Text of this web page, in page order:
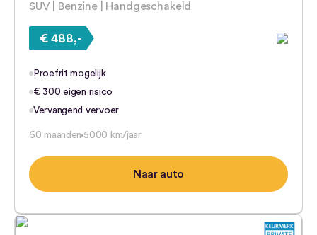
SUV | Benzine | Handgeschakeld
€ 488,-
Proefrit mogelijk
€ 300 eigen risico
Vervangend vervoer
60 maanden 5000 km/jaar
Naar auto